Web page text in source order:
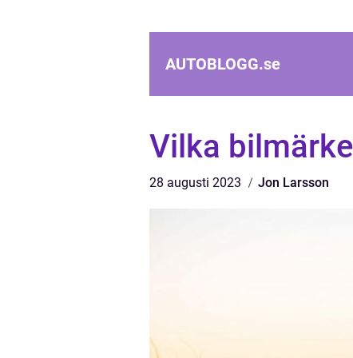
AUTOBLOGG.se
Vilka
28 augusti 2023 Jon Larsson